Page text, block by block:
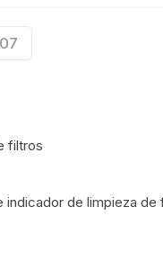
filtros
de limpieza de